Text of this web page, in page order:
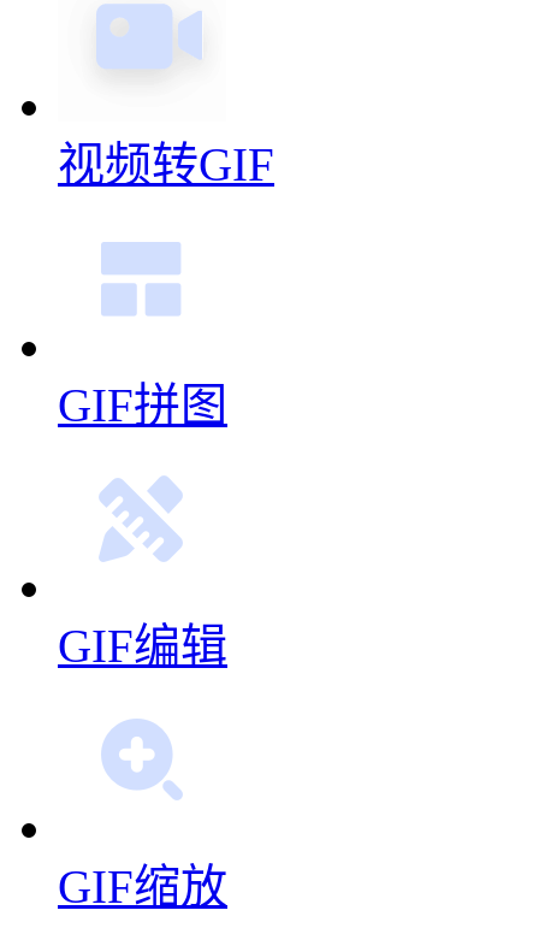
视频转GIF
GIF拼图
GIF编辑
GIF缩放